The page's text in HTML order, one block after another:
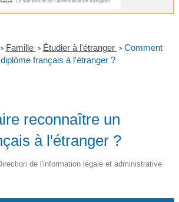
> Famille > Étudier à l'étranger > Comment
français à l'étranger ?
reconnaître un
à l'étranger ?
de l'information légale et administrative